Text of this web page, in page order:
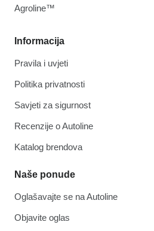
Informacija
Pravila i uvjeti
Politika privatnosti
Savjeti za sigurnost
Recenzije o Autoline
Katalog brendova
Naše ponude
Oglašavajte se na Autoline
Objavite oglas
Agroline™